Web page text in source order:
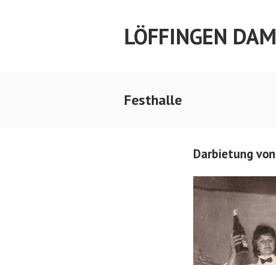
LÖFFINGEN
Festhalle
Darbietung